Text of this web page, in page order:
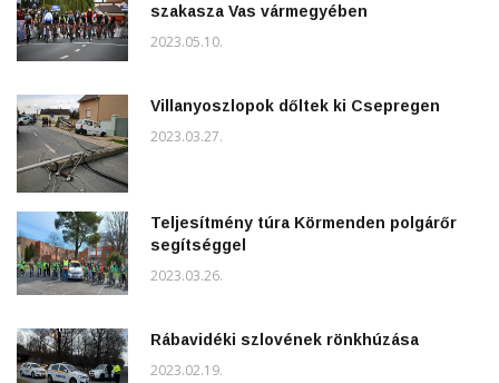
szakasza Vas vármegyében
2023.05.10.
Villanyoszlopok dőltek ki Csepregen
2023.03.27.
Teljesítmény túra Körmenden polgárőr
segítséggel
2023.03.26.
Rábavidéki szlovének rönkhúzása
2023.02.19.